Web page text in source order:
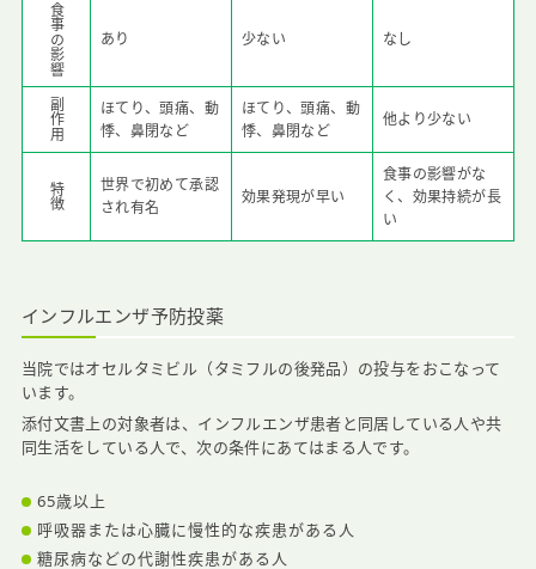
食事の影響 あり 少ない なし
副作用
ほてり、頭痛、動
悸、鼻閉など
ほてり、頭痛、動
悸、鼻閉など
他より少ない
特徴
世界で初めて承認
され有名
効果発現が早い
食事の影響がな
く、効果持続が長
い
インフルエンザ予防投薬
当院ではオセルタミビル（タミフルの後発品）の投与をおこなって
います。
添付文書上の対象者は、インフルエンザ患者と同居している人や共
同生活をしている人で、次の条件にあてはまる人です。
65歳以上
呼吸器または心臓に慢性的な疾患がある人
糖尿病などの代謝性疾患がある人